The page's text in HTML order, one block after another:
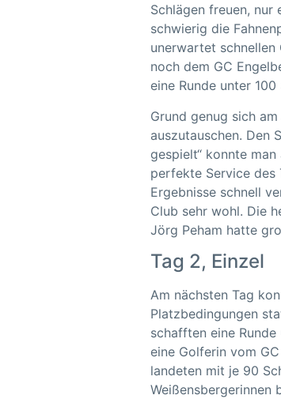
Schlägen freuen, nur
schwierig die
unerwartet schnellen
noch dem GC
eine Runde unter 100
Grund genug sich
auszutauschen. Den
gespielt“ konnte
perfekte Service des
Ergebnisse schnell
Club sehr wohl. Die
Jörg Peham hatte
Tag 2, Einzel
Am nächsten Tag
Platzbedingungen
schafften eine
eine Golferin vom
landeten mit je 90
Weißensbergerinnen